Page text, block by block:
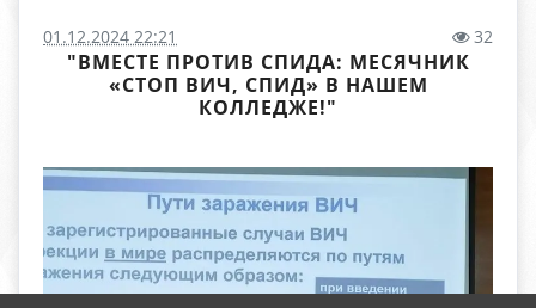
01.12.2024 22:21 32
"ВМЕСТЕ ПРОТИВ СПИДА: МЕСЯЧНИК
«СТОП ВИЧ, СПИД» В НАШЕМ
КОЛЛЕДЖЕ!"